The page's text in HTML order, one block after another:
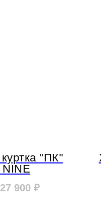
"ПК"
NINE
27 900 ₽